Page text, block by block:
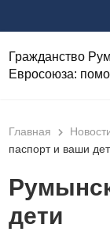
Гражданство
Евросоюза:
Главная
паспорт и ваши
дети